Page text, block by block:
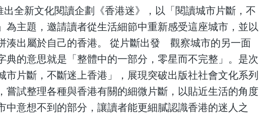
全新文化閱讀企劃《香港迷》，以「閱讀城市片斷，不
為主題，邀請讀者從生活細節中重新感受這座城市，並以
湊出屬於自己的香港。 從片斷出發 觀察城市的另一面
典的意思就是「整體中的一部分，零星而不完整」。是次
市片斷，不斷迷上香港」，展現突破出版社社會文化系列
嘗試整理各種與香港有關的細微片斷，以貼近生活的角度
中意想不到的部分，讓讀者能更細膩認識香港的迷人之